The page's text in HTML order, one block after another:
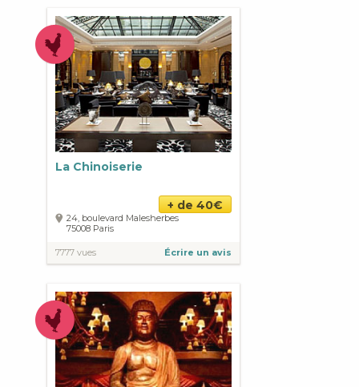
La Chinoiserie
+ de 40€
24, boulevard Malesherbes
75008 Paris
7777 vues Écrire un avis